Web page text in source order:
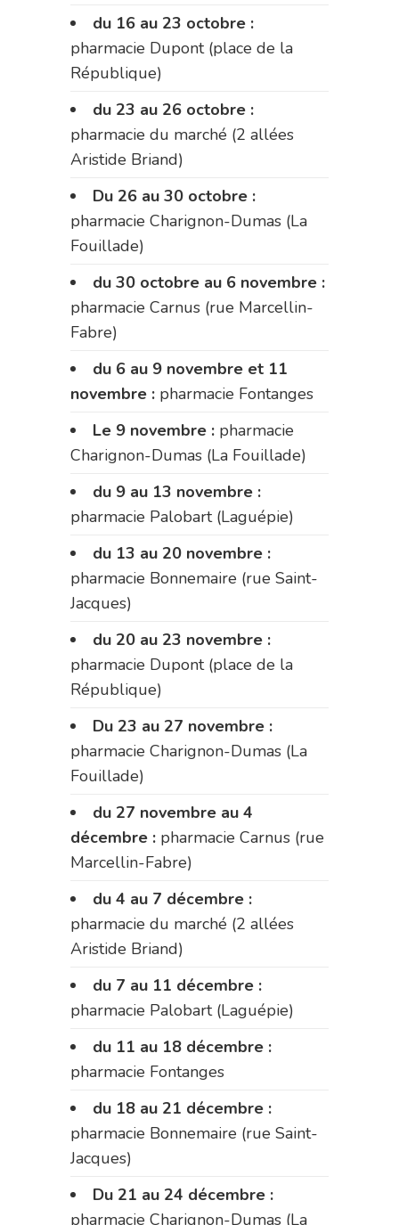
du 16 au 23 octobre :
pharmacie Dupont (place de la
République)
du 23 au 26 octobre :
pharmacie du marché (2 allées
Aristide Briand)
Du 26 au 30 octobre :
pharmacie Charignon-Dumas (La
Fouillade)
du 30 octobre au 6 novembre :
pharmacie Carnus (rue Marcellin-
Fabre)
du 6 au 9 novembre et 11
novembre : pharmacie Fontanges
Le 9 novembre : pharmacie
Charignon-Dumas (La Fouillade)
du 9 au 13 novembre :
pharmacie Palobart (Laguépie)
du 13 au 20 novembre :
pharmacie Bonnemaire (rue Saint-
Jacques)
du 20 au 23 novembre :
pharmacie Dupont (place de la
République)
Du 23 au 27 novembre :
pharmacie Charignon-Dumas (La
Fouillade)
du 27 novembre au 4
décembre : pharmacie Carnus (rue
Marcellin-Fabre)
du 4 au 7 décembre :
pharmacie du marché (2 allées
Aristide Briand)
du 7 au 11 décembre :
pharmacie Palobart (Laguépie)
du 11 au 18 décembre :
pharmacie Fontanges
du 18 au 21 décembre :
pharmacie Bonnemaire (rue Saint-
Jacques)
Du 21 au 24 décembre :
pharmacie Charignon-Dumas (La